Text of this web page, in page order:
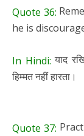
Quote 36:
he is
In Hindi: याद
हिम्मत नहीं हारता।
Quote 37: